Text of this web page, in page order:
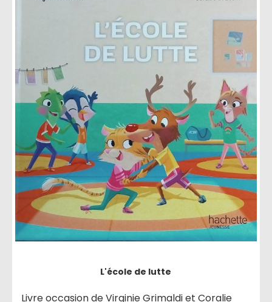
L'école de lutte
Livre occasion de Virginie Grimaldi et Coralie